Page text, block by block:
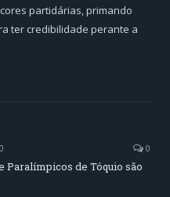
partidárias, primando
ter credibilidade perante a
0
Paralímpicos de Tóquio são